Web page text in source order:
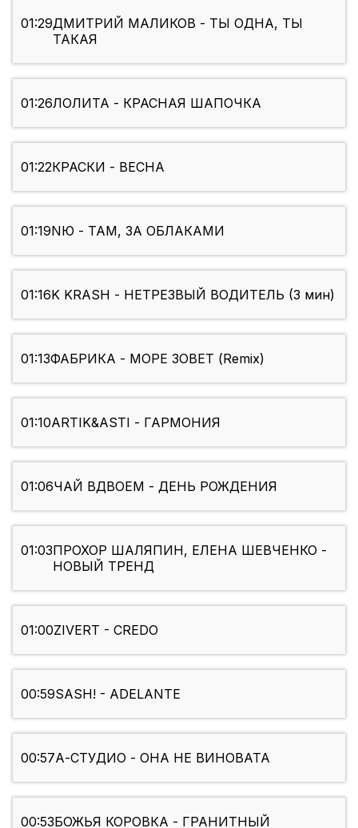
01:29ДМИТРИЙ МАЛИКОВ - ТЫ ОДНА, ТЫ
ТАКАЯ
01:26ЛОЛИТА - КРАСНАЯ ШАПОЧКА
01:22КРАСКИ - ВЕСНА
01:19NЮ - ТАМ, ЗА ОБЛАКАМИ
01:16K KRASH - НЕТРЕЗВЫЙ ВОДИТЕЛЬ (3 мин)
01:13ФАБРИКА - МОРЕ ЗОВЕТ (Remix)
01:10ARTIK&ASTI - ГАРМОНИЯ
01:06ЧАЙ ВДВОЕМ - ДЕНЬ РОЖДЕНИЯ
01:03ПРОХОР ШАЛЯПИН, ЕЛЕНА ШЕВЧЕНКО -
НОВЫЙ ТРЕНД
01:00ZIVERT - CREDO
00:59SASH! - ADELANTE
00:57А-СТУДИО - ОНА НЕ ВИНОВАТА
00:53БОЖЬЯ КОРОВКА - ГРАНИТНЫЙ